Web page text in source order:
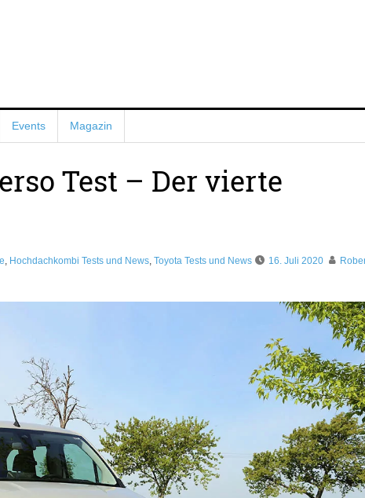
Events Magazin
Test – Der vierte
Hochdachkombi Tests und News, Toyota Tests und News 16. Juli 2020